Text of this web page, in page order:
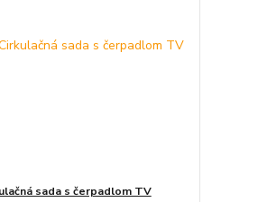
sada s čerpadlom TV